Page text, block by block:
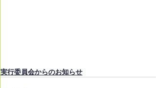
実行委員会からのお知らせ